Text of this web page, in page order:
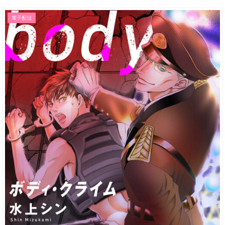
電子配信